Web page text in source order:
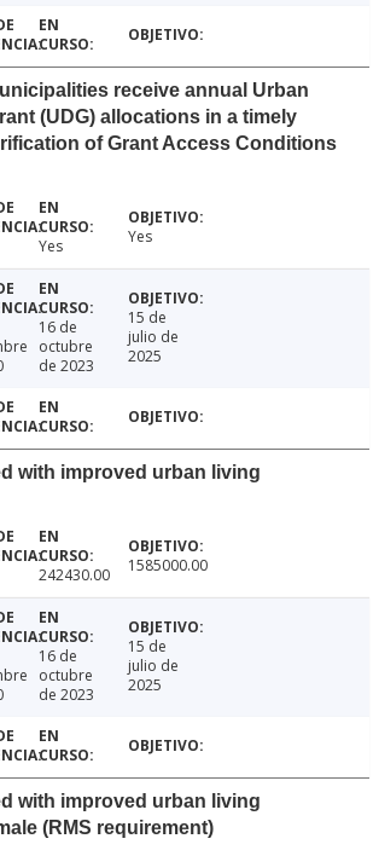
receive annual Urban
(UDG) allocations in a timely
of Grant Access Conditions
Yes Yes
16 de
octubre
de 2023
15 de
julio de
2025
with improved urban living
242430.00 1585000.00
16 de
octubre
de 2023
15 de
julio de
2025
with improved urban living
(RMS requirement)